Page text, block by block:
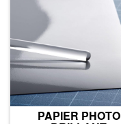
PAPIER PHOTO